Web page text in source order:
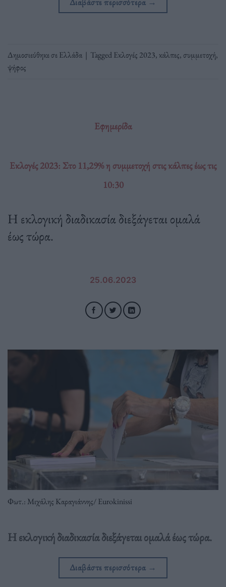
Δημοσιεύθηκε σεΕλλάδα | TaggedΕκλογές 2023,κάλπες,συμμετοχή,
ψήφος
Εφημερίδα
Εκλογές 2023: Στο 11,29% η συμμετοχή στις κάλπες έως τις
10:30
Η εκλογική διαδικασία διεξάγεται ομαλά
έως τώρα.
25.06.2023
Φωτ.: Μιχάλης Καραγιάννης/ Eurokinissi
Η εκλογική διαδικασία διεξάγεται ομαλά έως τώρα.
Διαβάστε περισσότερα →